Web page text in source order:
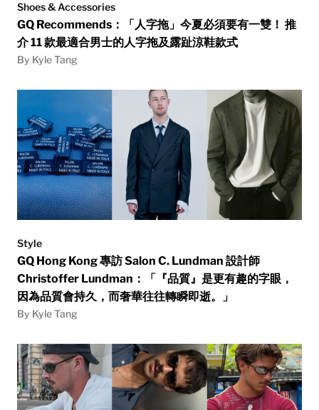
Shoes & Accessories
GQ Recommends：「人字拖」今夏必須要有一雙！ 推
介 11 款最適合男士的人字拖及露趾涼鞋款式
By Kyle Tang
Style
GQ Hong Kong 專訪 Salon C. Lundman 設計師
Christoffer Lundman：「『品質』是更有趣的字眼，
因為品質會持久，而奢華往往轉瞬即逝。」
By Kyle Tang